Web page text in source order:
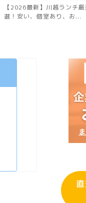
【2026最新】川越ランチ
選！安い、個室あり、お...